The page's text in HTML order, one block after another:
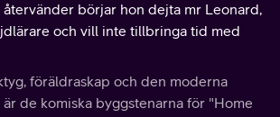
återvänder börjar hon dejta mr Leonard,
och vill inte tillbringa tid med
föräldraskap och den moderna
de komiska byggstenarna för "Home